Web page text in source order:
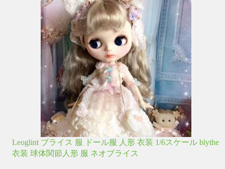
Leoglint ブライス 服 ドール服 人形 衣装 1/6スケール blythe
衣装 球体関節人形 服 ネオブライス